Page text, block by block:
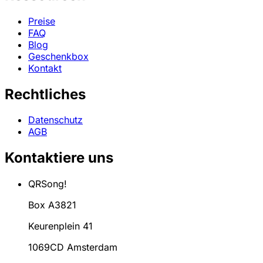
Preise
FAQ
Blog
Geschenkbox
Kontakt
Rechtliches
Datenschutz
AGB
Kontaktiere uns
QRSong!
Box A3821
Keurenplein 41
1069CD Amsterdam